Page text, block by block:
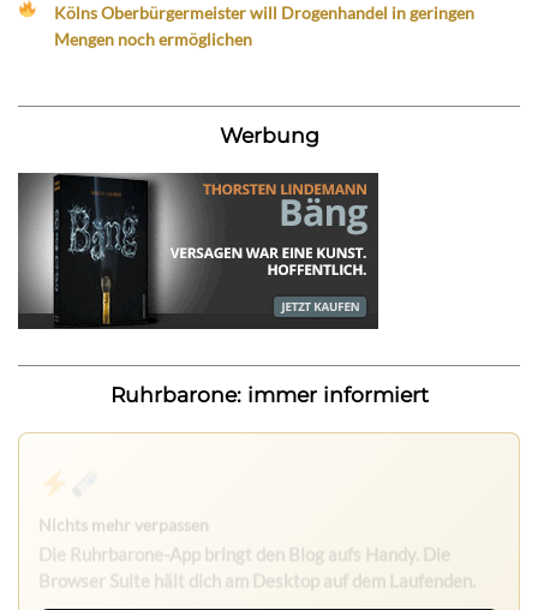
Kölns Oberbürgermeister will Drogenhandel in geringen
Mengen noch ermöglichen
Werbung
Ruhrbarone: immer informiert
Nichts mehr verpassen
Die Ruhrbarone-App bringt den Blog aufs Handy. Die
Browser Suite hält dich am Desktop auf dem Laufenden.